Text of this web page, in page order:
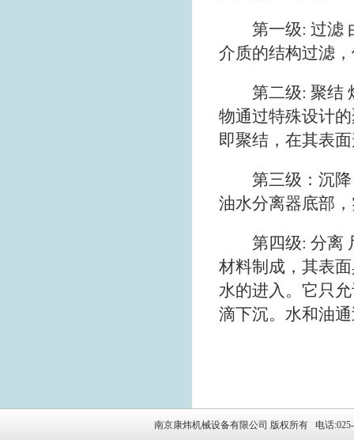
第一级: 过滤 由
介质的结构过滤
第二级: 聚结 烃
物通过特殊设计
即聚结，在其表
第三级：沉降
油水分离器底部
第四级: 分离 尺
材料制成，其表
水的进入。它只
滴下沉。水和油
南京康炜机械设备有限公司 版权所有 电话